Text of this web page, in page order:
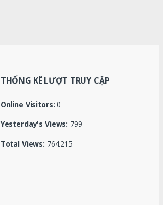
THỐNG KÊ LƯỢT TRUY CẬP
Online Visitors:0
Yesterday's Views: 799
Total Views: 764.215